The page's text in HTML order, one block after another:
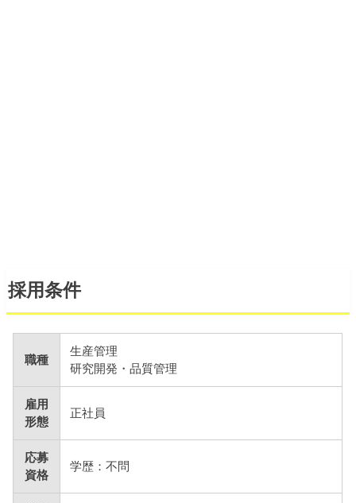
採用条件
職種
生産管理
研究開発・品質管理
雇用
形態
正社員
応募
資格
学歴：不問